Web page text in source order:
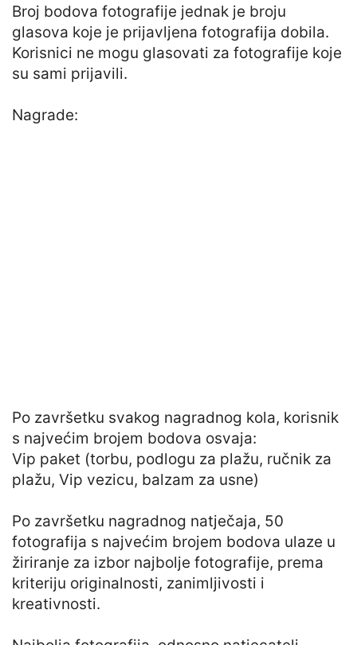
Broj bodova fotografije jednak je broju
glasova koje je prijavljena fotografija dobila.
Korisnici ne mogu glasovati za fotografije koje
su sami prijavili.
Nagrade:
Po završetku svakog nagradnog kola, korisnik
s najvećim brojem bodova osvaja:
Vip paket (torbu, podlogu za plažu, ručnik za
plažu, Vip vezicu, balzam za usne)
Po završetku nagradnog natječaja, 50
fotografija s najvećim brojem bodova ulaze u
žiriranje za izbor najbolje fotografije, prema
kriteriju originalnosti, zanimljivosti i
kreativnosti.